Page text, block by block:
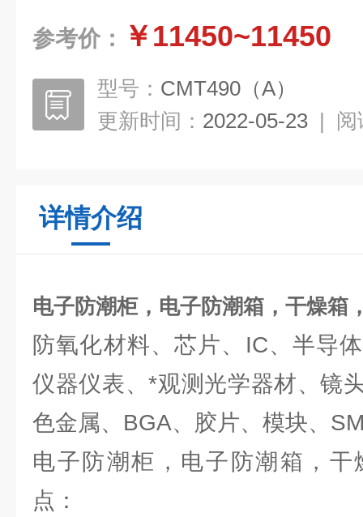
参考价： ￥11450~11450
型号： CMT490（A）
更新时间： 2022-05-23 | 阅
详情介绍
电子防潮柜，电子防潮箱，干燥箱
防氧化材料、芯片、IC、半导
仪器仪表、*观测光学器材、镜
色金属、BGA、胶片、模块、
电子防潮柜，电子防潮箱，
点：